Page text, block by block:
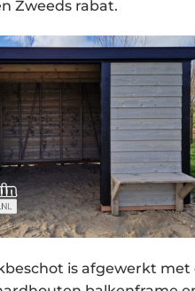
Zweeds rabat.
is afgewerkt